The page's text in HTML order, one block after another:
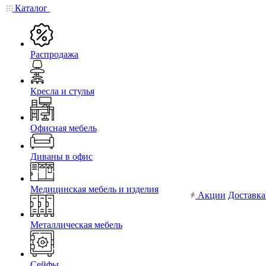
Каталог
Распродажа
Кресла и стулья
Офисная мебель
Диваны в офис
Медицинская мебель и изделия
Металлическая мебель
Акции